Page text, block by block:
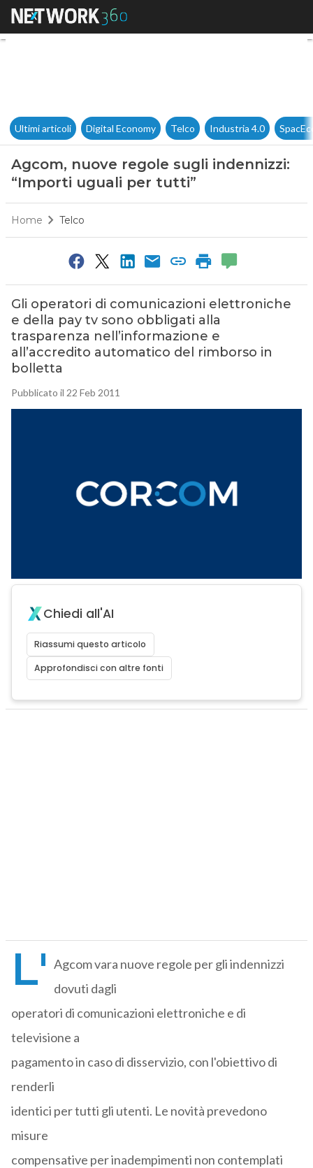
Agcom, nuove regole sugli
Ultimi articoli Digital Economy Telco Industria 4.0
Agcom, nuove regole sugli indennizzi:
“Importi uguali per tutti”
Home Telco
Gli operatori di comunicazioni elettroniche
e della pay tv sono obbligati alla
trasparenza nell’informazione e
all’accredito automatico del rimborso in
bolletta
Pubblicato il 22 Feb 2011
Chiedi all'AI
Riassumi questo articolo
Approfondisci con altre fonti
L' Agcom vara nuove regole per gli indennizzi
dovuti dagli
operatori di comunicazioni elettroniche e di
televisione a
pagamento in caso di disservizio, con l'obiettivo di
renderli
identici per tutti gli utenti. Le novità prevedono
misure
compensative per inadempimenti non contemplati